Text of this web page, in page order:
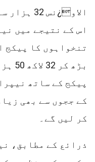
اس کے نتیجے میں
پیکج کے ساتھ
کے ججوں سے بھی
کر لیں گے۔
ذرائع کے مطابق،